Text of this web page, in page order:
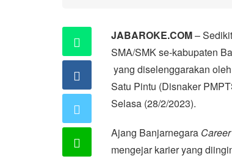
JABAROKE.COM–
SMA/SMK se-kabupaten
yang diselenggarakan
Satu Pintu (Disnaker
Selasa (28/2/2023).
Ajang Banjarnegara
mengejar karier yang